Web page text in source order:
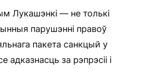
Лукашэнкі — не толькі
парушэнні правоў
пакета санкцый у
адказнасць за рэпрэсіі і